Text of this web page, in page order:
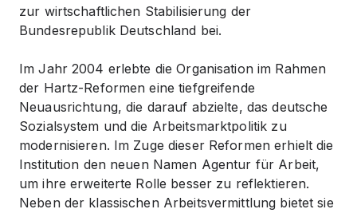
zur wirtschaftlichen Stabilisierung der
Bundesrepublik Deutschland bei.
Im Jahr 2004 erlebte die Organisation im Rahmen
der Hartz-Reformen eine tiefgreifende
Neuausrichtung, die darauf abzielte, das deutsche
Sozialsystem und die Arbeitsmarktpolitik zu
modernisieren. Im Zuge dieser Reformen erhielt die
Institution den neuen Namen Agentur für Arbeit,
um ihre erweiterte Rolle besser zu reflektieren.
Neben der klassischen Arbeitsvermittlung bietet sie